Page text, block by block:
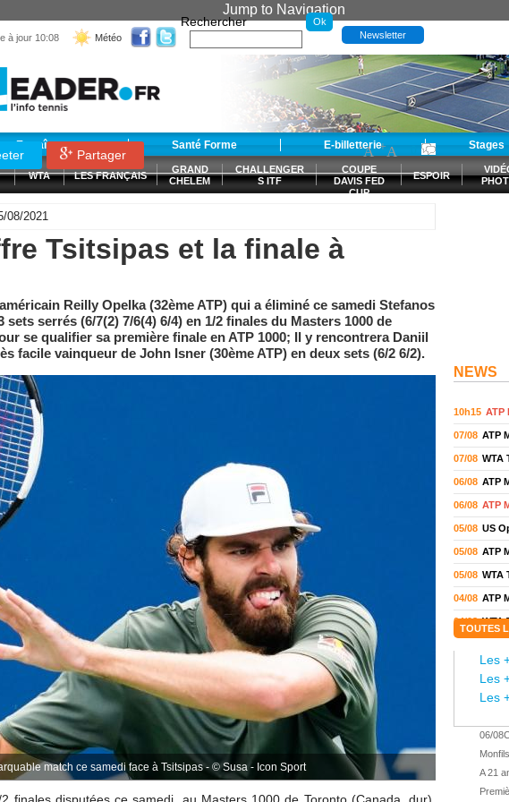
Jump to Navigation
à jour 10:08 Météo
Rechercher
Newsletter
Entraînement Santé Forme E-billetterie Stages
WTA LES FRANÇAIS
GRAND
CHELEM
CHALLENGER
S ITF
COUPE
DAVIS FED
CUP
ESPOIR
Partager
-A +A
08/2021
Tsitsipas et la finale à
Reilly Opelka (32ème ATP) qui a éliminé ce samedi Stefanos
sets serrés (6/7(2) 7/6(4) 6/4) en 1/2 finales du Masters 1000 de
se qualifier sa première finale en ATP 1000; Il y rencontrera Daniil
facile vainqueur de John Isner (30ème ATP) en deux sets (6/2 6/2).
match ce samedi face à Tsitsipas - © Susa - Icon Sport
NEWS
10h15 ATP
07/08 ATP
07/08 WTA
06/08 ATP
06/08 ATP
05/08 US
05/08 ATP
05/08 WTA
04/08 ATP
04/08 WTA
ATP
WTA
ATP
WTA
TOUTES
Les
Les
Les
06/08
A 21